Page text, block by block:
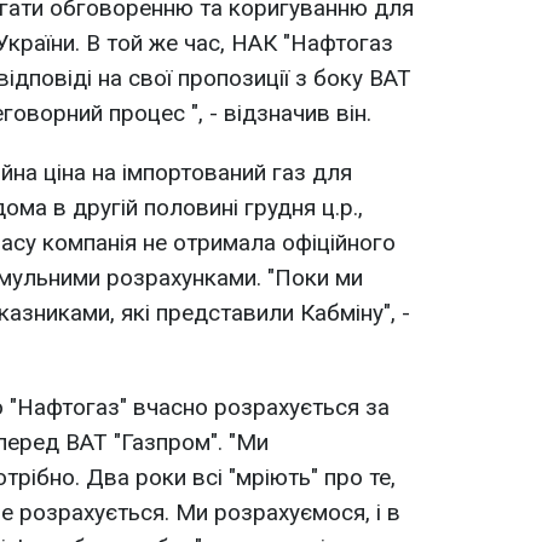
обговоренню та коригуванню для
України. В той же час, НАК "Нафтогаз
на свої пропозиції з боку ВАТ
процес ", - відзначив він.
ціна на імпортований газ для
в другій половині грудня ц.р.,
компанія не отримала офіційного
розрахунками. "Поки ми
які представили Кабміну", -
вчасно розрахується за
ВАТ "Газпром". "Ми
Два роки всі "мріють" про те,
Ми розрахуємося, і в